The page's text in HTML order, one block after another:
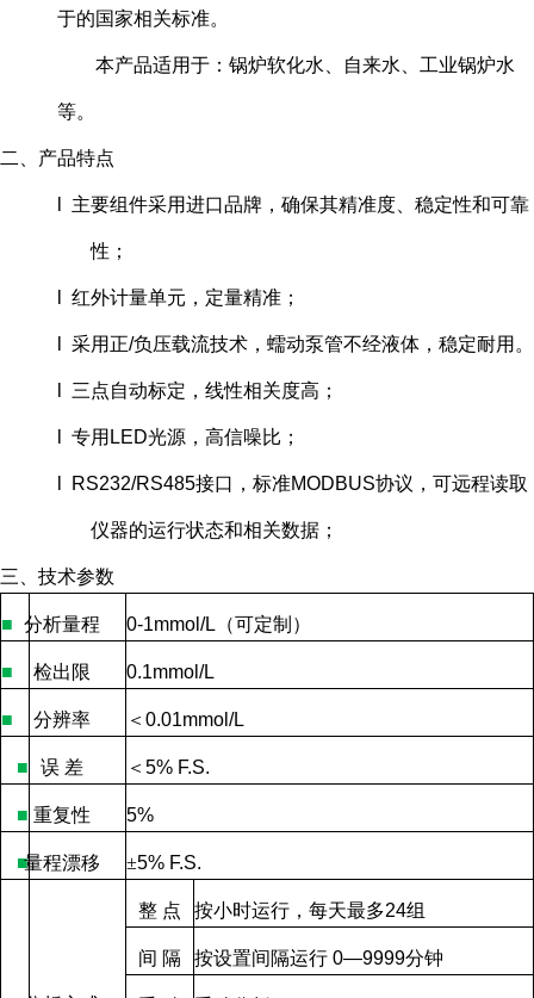
于的国家相关标准。
本产品适用于：锅炉软化水、自来水、工业锅炉水
等。
二、产品特点
l 主要组件采用进口品牌，确保其精准度、稳定性和可靠
性；
l 红外计量单元，定量精准；
l 采用正/负压载流技术，蠕动泵管不经液体，稳定耐用。
l 三点自动标定，线性相关度高；
l 专用LED光源，高信噪比；
l RS232/RS485接口，标准MODBUS协议，可远程读取
仪器的运行状态和相关数据；
三、 技术参数
■ 分析量程 0-1mmol/L （可定制）
■ 检出限 0.1mmol/L
■ 分辨率 ＜ 0.01mmol/L
■ 误 差 ＜ 5% F.S.
■ 重复性 5%
■量程漂移 ±5% F.S.
整 点 按小时运行，每天最多24组
间 隔 按设置间隔运行 0—9999分钟